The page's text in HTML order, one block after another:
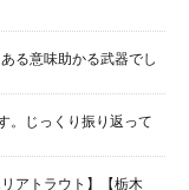
る意味助かる武器でし
。じっくり振り返って
アトラウト】【栃木